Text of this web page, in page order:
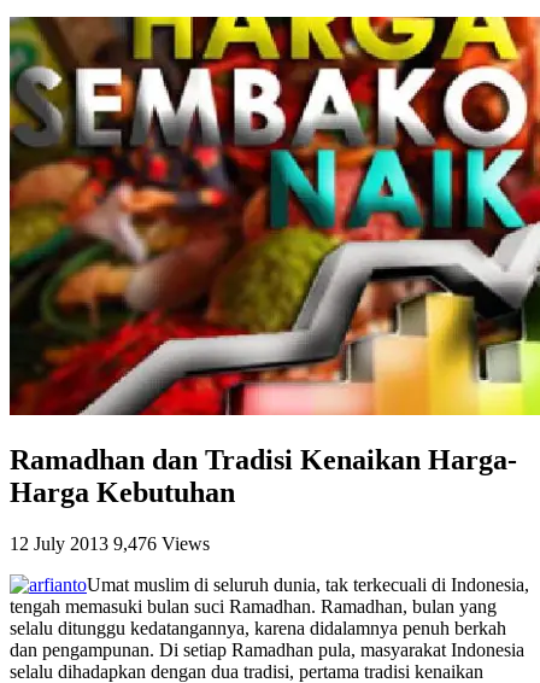
Ramadhan dan Tradisi Kenaikan Harga-
Harga Kebutuhan
12 July 2013 9,476 Views
Umat muslim di seluruh dunia, tak terkecuali di Indonesia,
tengah memasuki bulan suci Ramadhan. Ramadhan, bulan yang
selalu ditunggu kedatangannya, karena didalamnya penuh berkah
dan pengampunan. Di setiap Ramadhan pula, masyarakat Indonesia
selalu dihadapkan dengan dua tradisi, pertama tradisi kenaikan